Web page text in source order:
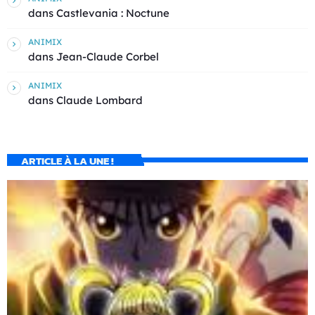
dans Castlevania : Noctune
ANIMIX
dans Jean-Claude Corbel
ANIMIX
dans Claude Lombard
ARTICLE À LA UNE !